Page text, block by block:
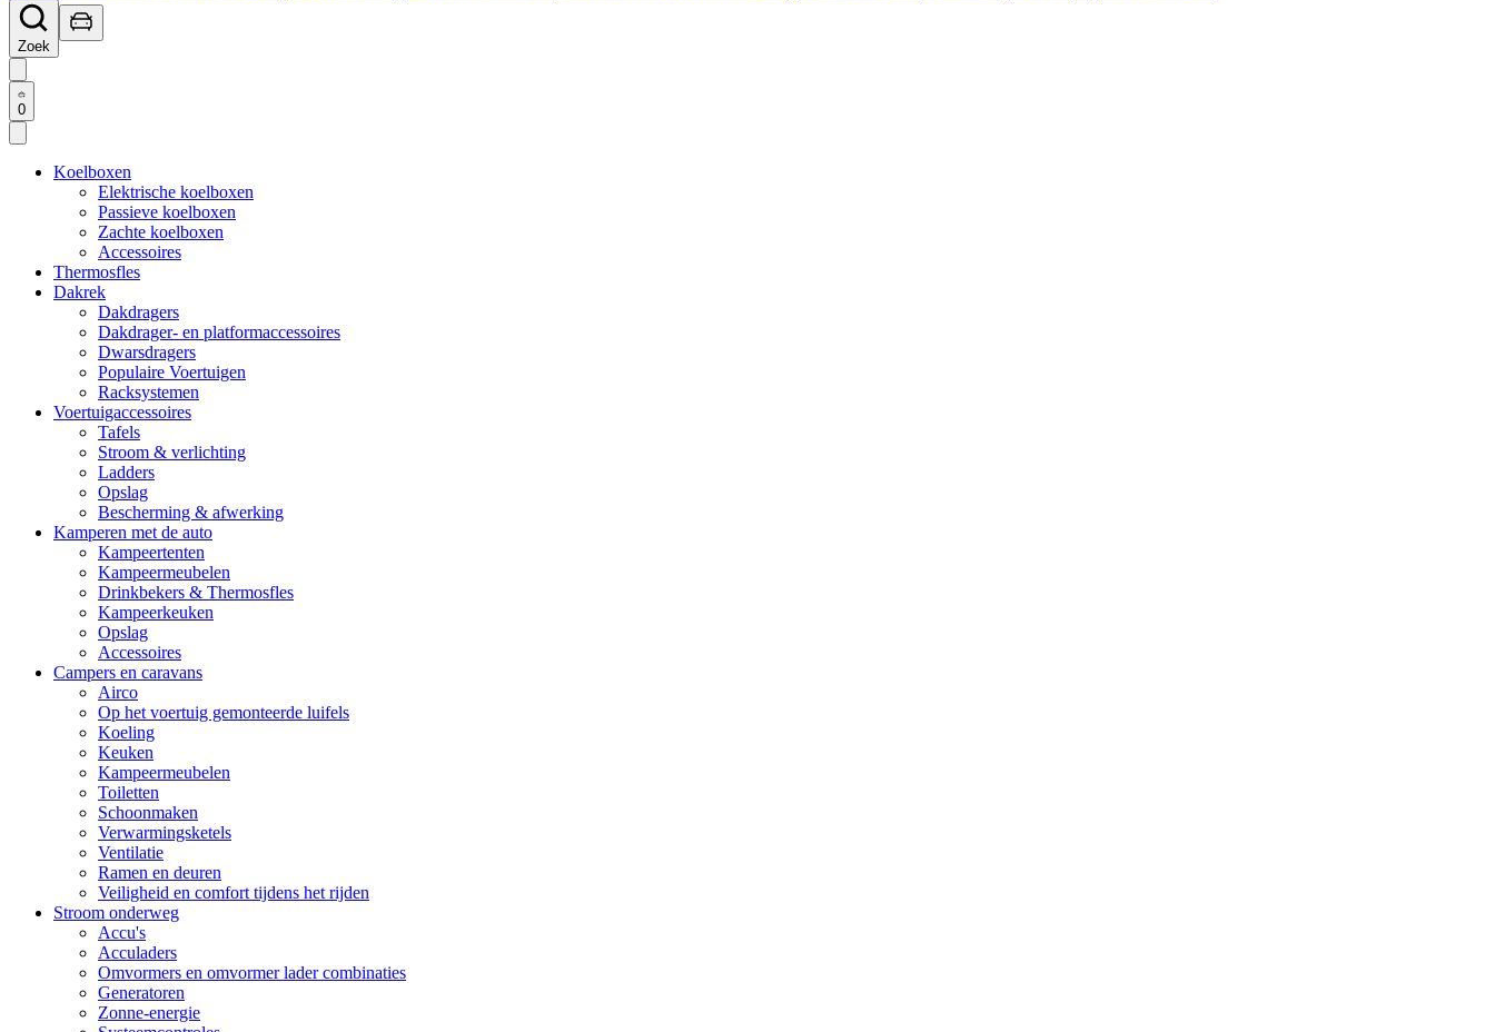
Zoek
0
Koelboxen
Elektrische koelboxen
Passieve koelboxen
Zachte koelboxen
Accessoires
Thermosfles
Dakrek
Dakdragers
Dakdrager- en platformaccessoires
Dwarsdragers
Populaire Voertuigen
Racksystemen
Voertuigaccessoires
Tafels
Stroom & verlichting
Ladders
Opslag
Bescherming & afwerking
Kamperen met de auto
Kampeertenten
Kampeermeubelen
Drinkbekers & Thermosfles
Kampeerkeuken
Opslag
Accessoires
Campers en caravans
Airco
Op het voertuig gemonteerde luifels
Koeling
Keuken
Kampeermeubelen
Toiletten
Schoonmaken
Verwarmingsketels
Ventilatie
Ramen en deuren
Veiligheid en comfort tijdens het rijden
Stroom onderweg
Accu's
Acculaders
Omvormers en omvormer lader combinaties
Generatoren
Zonne-energie